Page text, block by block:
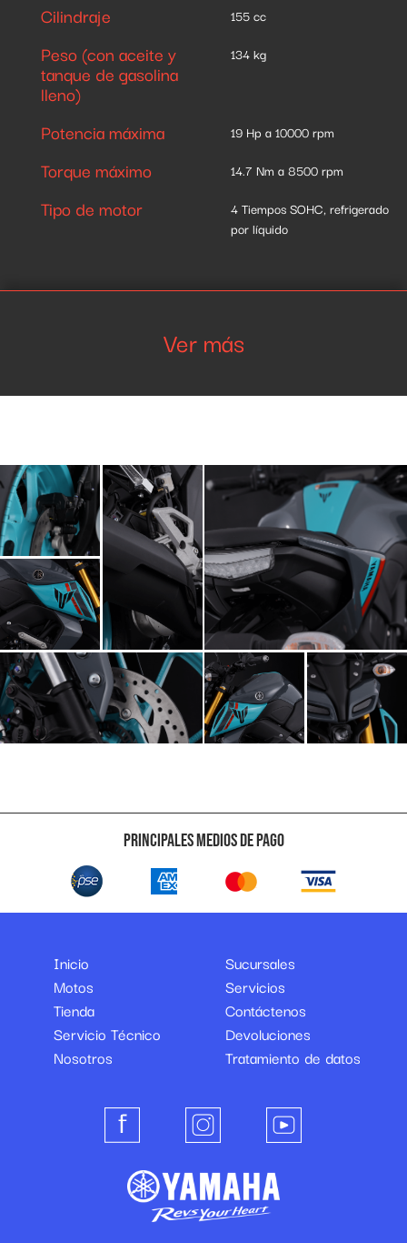
Y-CONNECT APP
SMS & EMAIL
Recibe notificaciones cada vez que recibas
Cilindraje 155 cc
Peso (con aceite y
tanque de gasolina
lleno)
134 kg
Potencia máxima 19 Hp a 10000 rpm
Torque máximo 14.7 Nm a 8500 rpm
Tipo de motor
4 Tiempos SOHC, refrigerado
por líquido
Ver más
Principales medios de pago
Inicio
Motos
Tienda
Servicio Técnico
Nosotros
Sucursales
Servicios
Contáctenos
Devoluciones
Tratamiento de datos